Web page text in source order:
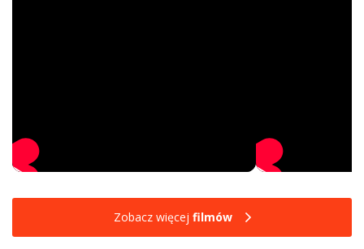
Zobacz więcej filmów